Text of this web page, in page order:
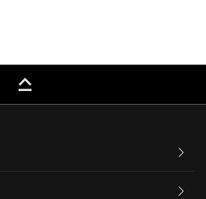
keyboard_capslock